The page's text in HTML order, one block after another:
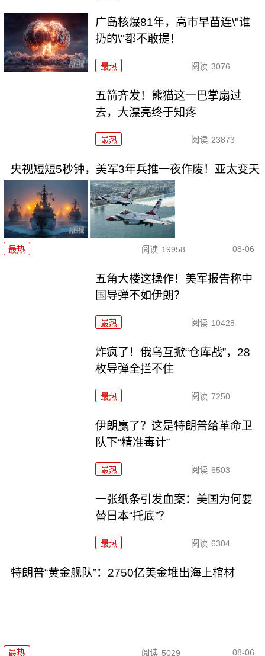
广岛核爆81年，高市早苗连\"谁
扔的\"都不敢提！
最热 阅读 3076
五箭齐发！熊猫这一巴掌扇过
去，大漂亮终于知疼
最热 阅读 23873
央视短短5秒钟，美军3年兵推一夜作废！亚太变天
最热 阅读 19958 08-06
五角大楼这操作！美军报告称中
国导弹不如伊朗？
最热 阅读 10428
炸疯了！俄乌互掀“仓库战”，28
枚导弹全拦不住
最热 阅读 7250
伊朗赢了？这是特朗普给革命卫
队下“精准毒计”
最热 阅读 6503
一张纸条引发血案：美国为何要
替日本“托底”？
最热 阅读 6304
特朗普“黄金舰队”：2750亿美金堆出海上棺材
最热 阅读 5029 08-06